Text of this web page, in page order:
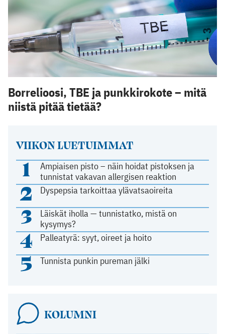
VIIKON LUETUIMMAT
1
Ampiaisen pisto – näin hoidat pistoksen ja
tunnistat vakavan allergisen reaktion
2 Dyspepsia tarkoittaa ylävatsaoireita
3
Läiskät iholla — tunnistatko, mistä on
kysymys?
4 Palleatyrä: syyt, oireet ja hoito
5 Tunnista punkin pureman jälki
KOLUMNI
Borrelioosi, TBE ja punkkirokote – mitä
niistä pitää tietää?